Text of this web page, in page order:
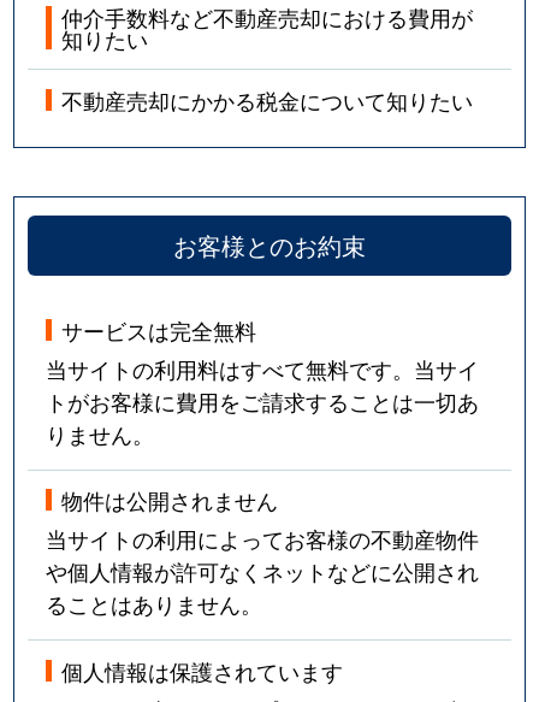
仲介手数料など不動産売却における費用が
知りたい
不動産売却にかかる税金について知りたい
お客様とのお約束
サービスは完全無料
当サイトの利用料はすべて無料です。当サイ
トがお客様に費用をご請求することは一切あ
りません。
物件は公開されません
当サイトの利用によってお客様の不動産物件
や個人情報が許可なくネットなどに公開され
ることはありません。
個人情報は保護されています